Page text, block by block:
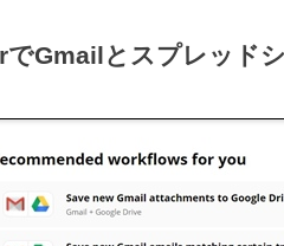
でGmailとスプレッド